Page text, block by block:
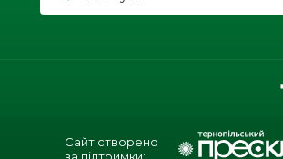
Сайт створено